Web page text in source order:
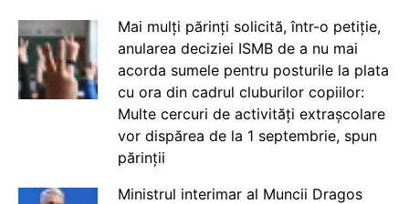
Mai mulți părinți solicită, într-o petiție,
anularea deciziei ISMB de a nu mai
acorda sumele pentru posturile la plata
cu ora din cadrul cluburilor copiilor:
Multe cercuri de activități extrașcolare
vor dispărea de la 1 septembrie, spun
părinții
Ministrul interimar al Muncii Dragos